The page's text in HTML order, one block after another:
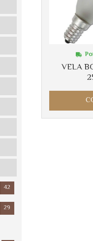
42
29
VELA